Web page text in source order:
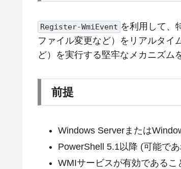
Register-WmiEvent を利用して、
ファイル変更など）をリアルタイ
ど）を実行する堅牢なメカニズム
前提
Windows Serverまたは
PowerShell 5.1以降 (可能で
WMIサービスが有効であるこ